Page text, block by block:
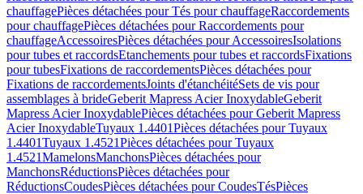
chauffagePièces détachées pour Tés pour chauffageRaccordements
pour chauffagePièces détachées pour Raccordements pour
chauffageAccessoiresPièces détachées pour AccessoiresIsolations
pour tubes et raccordsEtanchements pour tubes et raccordsFixations
pour tubesFixations de raccordementsPièces détachées pour
Fixations de raccordementsJoints d'étanchéitéSets de vis pour
assemblages à brideGeberit Mapress Acier InoxydableGeberit
Mapress Acier InoxydablePièces détachées pour Geberit Mapress
Acier InoxydableTuyaux 1.4401Pièces détachées pour Tuyaux
1.4401Tuyaux 1.4521Pièces détachées pour Tuyaux
1.4521MamelonsManchonsPièces détachées pour
ManchonsRéductionsPièces détachées pour
RéductionsCoudesPièces détachées pour CoudesTésPièces